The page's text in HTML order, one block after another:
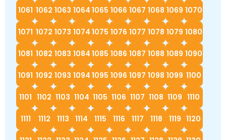
1061 1062 1063 1064 1065 1066 1067 1068 1069 1070
1071 1072 1073 1074 1075 1076 1077 1078 1079 1080
1081 1082 1083 1084 1085 1086 1087 1088 1089 1090
1091 1092 1093 1094 1095 1096 1097 1098 1099 1100
1101 1102 1103 1104 1105 1106 1107 1108 1109 1110
1111 1112 1113 1114 1115 1116 1117 1118 1119 1120